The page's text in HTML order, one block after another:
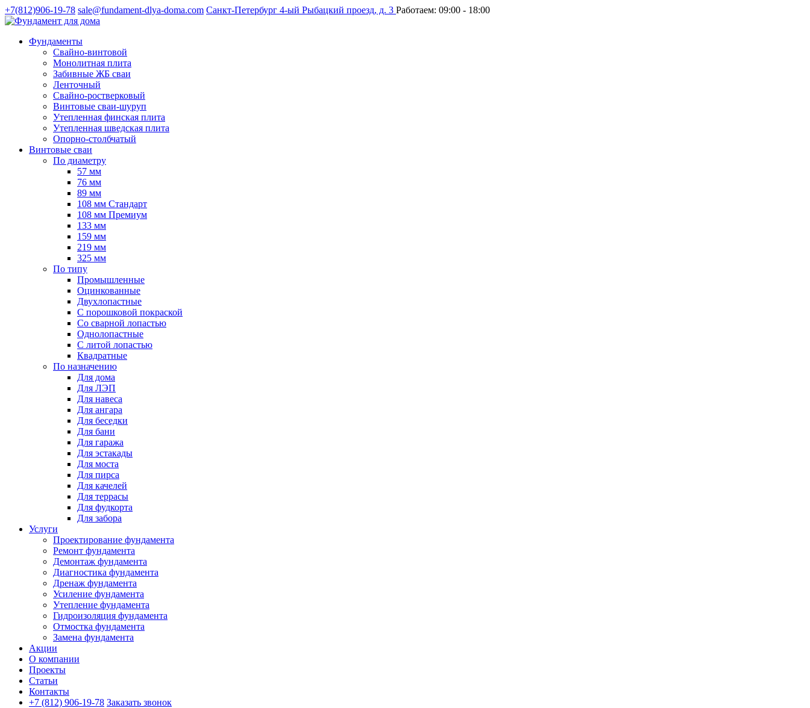
+7(812)906-19-78 sale@fundament-dlya-doma.com Санкт-Петербург 4-ый Рыбацкий проезд, д. 3 Работаем: 09:00 - 18:00
Фундаменты
Свайно-винтовой
Монолитная плита
Забивные ЖБ сваи
Ленточный
Свайно-ростверковый
Винтовые сваи-шуруп
Утепленная финская плита
Утепленная шведская плита
Опорно-столбчатый
Винтовые сваи
По диаметру
57 мм
76 мм
89 мм
108 мм Стандарт
108 мм Премиум
133 мм
159 мм
219 мм
325 мм
По типу
Промышленные
Оцинкованные
Двухлопастные
С порошковой покраской
Со сварной лопастью
Однолопастные
С литой лопастью
Квадратные
По назначению
Для дома
Для ЛЭП
Для навеса
Для ангара
Для беседки
Для бани
Для гаража
Для эстакады
Для моста
Для пирса
Для качелей
Для террасы
Для фудкорта
Для забора
Услуги
Проектирование фундамента
Ремонт фундамента
Демонтаж фундамента
Диагностика фундамента
Дренаж фундамента
Усиление фундамента
Утепление фундамента
Гидроизоляция фундамента
Отмостка фундамента
Замена фундамента
Акции
О компании
Проекты
Статьи
Контакты
+7 (812) 906-19-78 Заказать звонок